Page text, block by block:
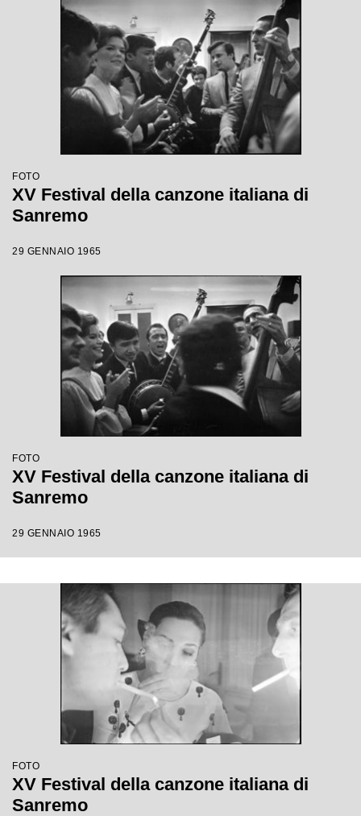
FOTO
XV Festival della canzone italiana di
Sanremo
29 GENNAIO 1965
FOTO
XV Festival della canzone italiana di
Sanremo
29 GENNAIO 1965
FOTO
XV Festival della canzone italiana di
Sanremo